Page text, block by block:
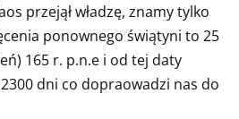
przejął władzę, znamy tylko
ponownego świątyni to 25
165 r. p.n.e i od tej daty
dni co dopraowadzi nas do